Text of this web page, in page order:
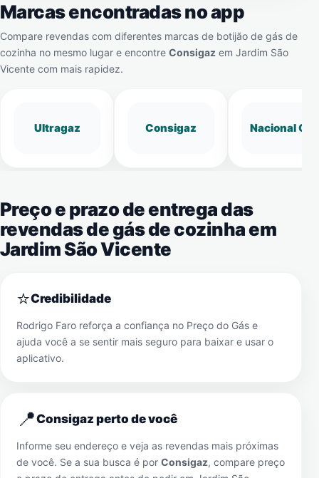
Marcas encontradas no app
Compare revendas com diferentes marcas de botijão de gás de
cozinha no mesmo lugar e encontre Consigaz em Jardim São
Vicente com mais rapidez.
Ultragaz Consigaz Nacional Gás
Preço e prazo de entrega das
revendas de gás de cozinha em
Jardim São Vicente
⭐Credibilidade
Rodrigo Faro reforça a confiança no Preço do Gás e
ajuda você a se sentir mais seguro para baixar e usar o
aplicativo.
📍Consigaz perto de você
Informe seu endereço e veja as revendas mais próximas
de você. Se a sua busca é por Consigaz, compare preço